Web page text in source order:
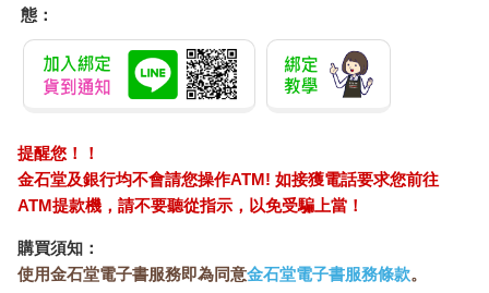
態：
提醒您！！
金石堂及銀行均不會請您操作ATM! 如接獲電話要求您前往
ATM提款機，請不要聽從指示，以免受騙上當！
購買須知：
使用金石堂電子書服務即為同意金石堂電子書服務條款。